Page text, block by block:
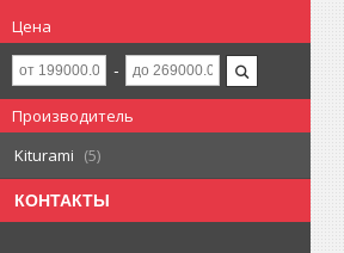
Цена
Производитель
Kiturami
5
КОНТАКТЫ